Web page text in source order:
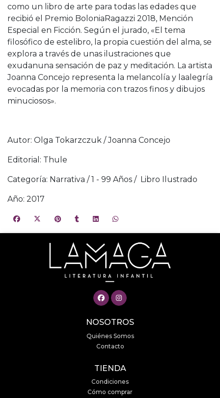
como un libro de arte para todas las edades que
recibió el Premio BoloniaRagazzi 2018, Mención
Especial en Ficción. Según el jurado, «El tema
filosófico de estelibro, la propia cuestión del alma, se
explora a través de unas ilustraciones que
exudanuna sensación de paz y meditación. La artista
Joanna Concejo representa la melancolía y laalegría
evocadas por la memoria con trazos finos y dibujos
minuciosos».
Autor: Olga Tokarzczuk / Joanna Concejo
Editorial: Thule
Categoría: Narrativa / 1 - 99 Años / Libro Ilustrado
Año: 2017
NOSOTROS
Quiénes Somos
Contacto
TIENDA
Condiciones
Cómo comprar